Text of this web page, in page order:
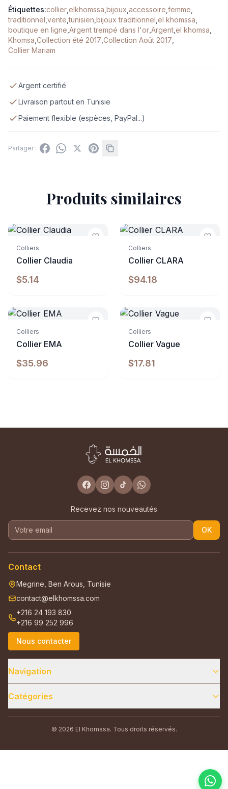
Étiquettes:collier elkhomssa bijoux accessoire femme
traditionnel vente ,tunisien bijoux traditionnel el khomssa
boutique en ligne Argent trempé dans l'or Argent el khomsa
Khomsa Collection été 2017 Collection Août 2017
Collier Mariam
Argent certifié
Livraison partout en Tunisie
Paiement flexible (espèces, PayPal...)
Partager :
Produits similaires
Colliers
Collier Claudia
$5.14
Colliers
Collier CLARA
$94.18
Colliers
Collier EMA
$35.96
Colliers
Collier Vague
$17.81
Recevez nos nouveautés
OK
Contact
Megrine, Ben Arous, Tunisie
contact@elkhomssa.com
+216 24 193 830
+216 99 252 996
Nous contacter
Navigation
Catégories
© 2026 El Khomssa. Tous droits réservés.